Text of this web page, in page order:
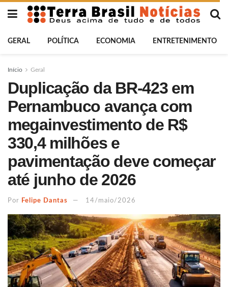
GERAL POLÍTICA ECONOMIA ENTRETENIMENTO
Início Geral
Duplicação da BR-423 em
Pernambuco avança com
megainvestimento de R$
330,4 milhões e
pavimentação deve começar
até junho de 2026
Por Felipe Dantas 14/maio/2026